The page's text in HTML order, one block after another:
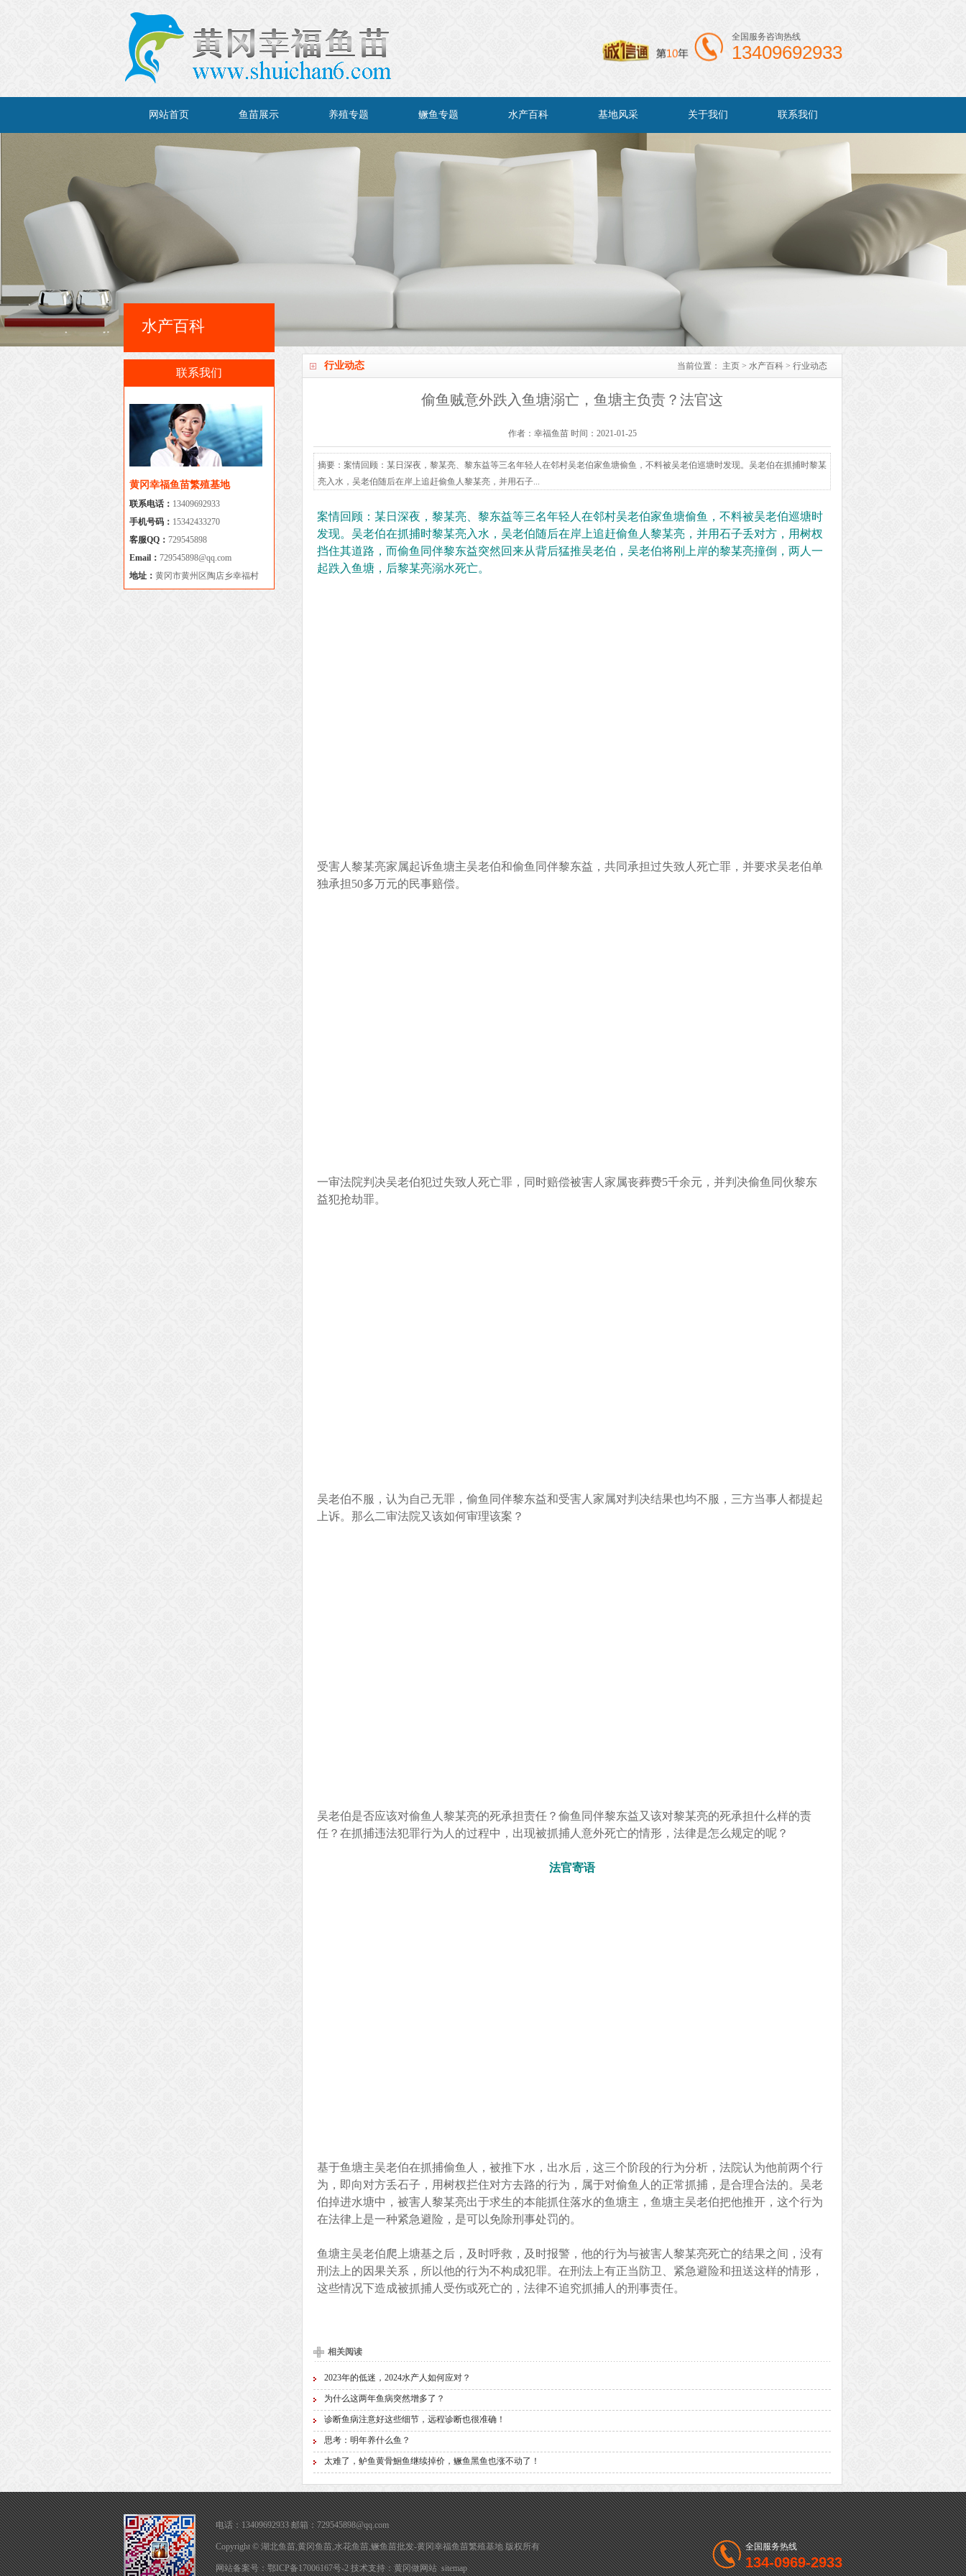
全国服务咨询热线
13409692933
网站首页 鱼苗展示 养殖专题 鳜鱼专题 水产百科 基地风采 关于我们 联系我们
行业动态 当前位置： 主页 > 水产百科 > 行业动态
偷鱼贼意外跌入鱼塘溺亡，鱼塘主负责？法官这
作者：幸福鱼苗 时间：2021-01-25
摘要：案情回顾：某日深夜，黎某亮、黎东益等三名年轻人在邻村吴老伯家鱼塘偷鱼，不料被吴老伯巡塘时发现。吴老伯在抓捕时黎某
亮入水，吴老伯随后在岸上追赶偷鱼人黎某亮，并用石子...
案情回顾：某日深夜，黎某亮、黎东益等三名年轻人在邻村吴老伯家鱼塘偷鱼，不料被吴老伯巡塘时
发现。吴老伯在抓捕时黎某亮入水，吴老伯随后在岸上追赶偷鱼人黎某亮，并用石子丢对方，用树杈
挡住其道路，而偷鱼同伴黎东益突然回来从背后猛推吴老伯，吴老伯将刚上岸的黎某亮撞倒，两人一
起跌入鱼塘，后黎某亮溺水死亡。
受害人黎某亮家属起诉鱼塘主吴老伯和偷鱼同伴黎东益，共同承担过失致人死亡罪，并要求吴老伯单
独承担50多万元的民事赔偿。
一审法院判决吴老伯犯过失致人死亡罪，同时赔偿被害人家属丧葬费5千余元，并判决偷鱼同伙黎东
益犯抢劫罪。
吴老伯不服，认为自己无罪，偷鱼同伴黎东益和受害人家属对判决结果也均不服，三方当事人都提起
上诉。那么二审法院又该如何审理该案？
吴老伯是否应该对偷鱼人黎某亮的死承担责任？偷鱼同伴黎东益又该对黎某亮的死承担什么样的责
任？在抓捕违法犯罪行为人的过程中，出现被抓捕人意外死亡的情形，法律是怎么规定的呢？
法官寄语
基于鱼塘主吴老伯在抓捕偷鱼人，被推下水，出水后，这三个阶段的行为分析，法院认为他前两个行
为，即向对方丢石子，用树杈拦住对方去路的行为，属于对偷鱼人的正常抓捕，是合理合法的。吴老
伯掉进水塘中，被害人黎某亮出于求生的本能抓住落水的鱼塘主，鱼塘主吴老伯把他推开，这个行为
在法律上是一种紧急避险，是可以免除刑事处罚的。
鱼塘主吴老伯爬上塘基之后，及时呼救，及时报警，他的行为与被害人黎某亮死亡的结果之间，没有
刑法上的因果关系，所以他的行为不构成犯罪。在刑法上有正当防卫、紧急避险和扭送这样的情形，
这些情况下造成被抓捕人受伤或死亡的，法律不追究抓捕人的刑事责任。
相关阅读
2023年的低迷，2024水产人如何应对？
为什么这两年鱼病突然增多了？
诊断鱼病注意好这些细节，远程诊断也很准确！
思考：明年养什么鱼？
太难了，鲈鱼黄骨鮰鱼继续掉价，鳜鱼黑鱼也涨不动了！
水产百科
联系我们
黄冈幸福鱼苗繁殖基地
联系电话： 13409692933
手机号码： 15342433270
客服QQ： 729545898
Email： 729545898@qq.com
地址： 黄冈市黄州区陶店乡幸福村
电话：13409692933 邮箱：729545898@qq.com
Copyright © 湖北鱼苗,黄冈鱼苗,水花鱼苗,鳜鱼苗批发-黄冈幸福鱼苗繁殖基地 版权所有
网站备案号：鄂ICP备17006167号-2技术支持：黄冈做网站 sitemap
全国服务热线
134-0969-2933